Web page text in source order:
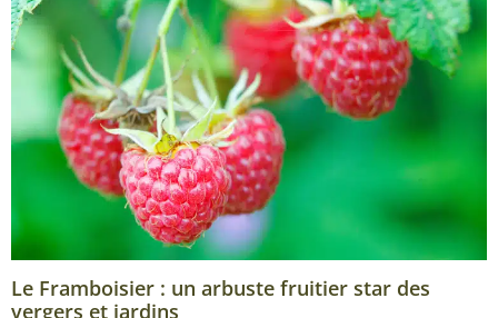
Le Framboisier : un arbuste fruitier star des
vergers et jardins